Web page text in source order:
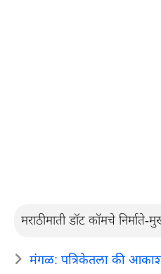
मराठीमाती डॉट कॉमचे
मंगळ: पत्रिकेतला की